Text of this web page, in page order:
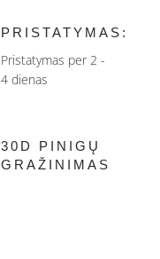
PRISTATYMAS:
Pristatymas per 2 -
4 dienas
30D PINIGŲ
GRAŽINIMAS